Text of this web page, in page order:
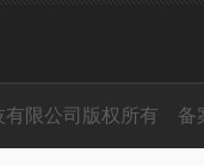
限公司版权所有 备